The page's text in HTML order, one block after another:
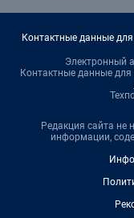
Контактные данные
Электронный
Контактные данные для
Редакция сайта не
информации,